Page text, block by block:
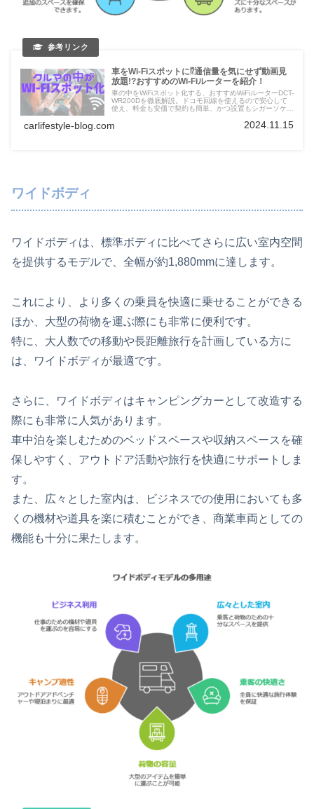
車をWi-Fiスポットに⁉通信量を気にせず動画見
放題!?おすすめのWi-Fiルーターを紹介！
車の中をWiFiスポット化する、おすすめWiFiルーターDCT-
WR200Dを徹底解説。ドコモ回線を使えるので安心して
使え、料金も安価で契約も簡単、かつ設置もシガーソケッ
プを細かく紹介。
carlifestyle-blog.com 2024.11.15
ワイドボディ
ワイドボディは、標準ボディに比べてさらに広い室内空間
を提供するモデルで、全幅が約1,880mmに達します。
これにより、より多くの乗員を快適に乗せることができる
ほか、大型の荷物を運ぶ際にも非常に便利です。
特に、大人数での移動や長距離旅行を計画している方に
は、ワイドボディが最適です。
さらに、ワイドボディはキャンピングカーとして改造する
際にも非常に人気があります。
車中泊を楽しむためのベッドスペースや収納スペースを確
保しやすく、アウトドア活動や旅行を快適にサポートしま
す。
また、広々とした室内は、ビジネスでの使用においても多
くの機材や道具を楽に積むことができ、商業車両としての
機能も十分に果たします。